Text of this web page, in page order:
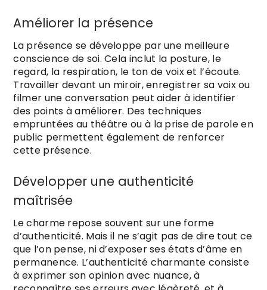
Améliorer la présence
La présence se développe par une meilleure
conscience de soi. Cela inclut la posture, le
regard, la respiration, le ton de voix et l’écoute.
Travailler devant un miroir, enregistrer sa voix ou
filmer une conversation peut aider à identifier
des points à améliorer. Des techniques
empruntées au théâtre ou à la prise de parole en
public permettent également de renforcer
cette présence.
Développer une authenticité
maîtrisée
Le charme repose souvent sur une forme
d’authenticité. Mais il ne s’agit pas de dire tout ce
que l’on pense, ni d’exposer ses états d’âme en
permanence. L’authenticité charmante consiste
à exprimer son opinion avec nuance, à